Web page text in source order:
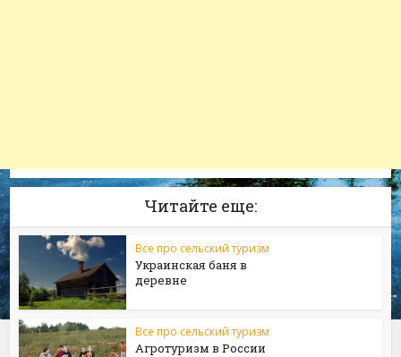
Читайте еще:
Все про сельский туризм
Украинская баня в
деревне
Все про сельский туризм
Агротуризм в России